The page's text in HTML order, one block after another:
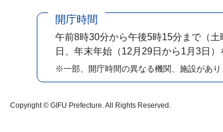
開庁時間
午前8時30分から午後5時15分まで （
日、年末年始（12月29日から1月3日）
※一部、開庁時間の異なる機関、施設があり
Copyright © GIFU Prefecture. All Rights Reserved.